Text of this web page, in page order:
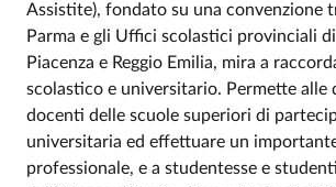
Assistite), fondato su una convenzione
Parma e gli Uffici scolastici provinciali
Piacenza e Reggio Emilia, mira a
scolastico e universitario. Permette alle
docenti delle scuole superiori di
universitaria ed effettuare un
professionale, e a studentesse e